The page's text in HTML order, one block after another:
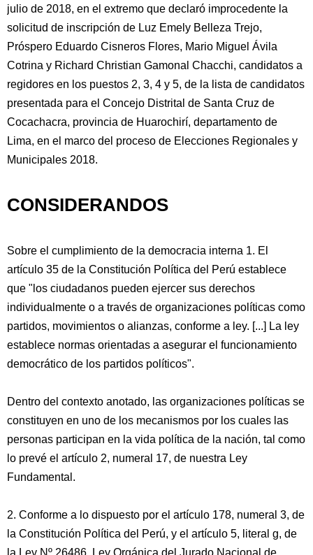
julio de 2018, en el extremo que declaró improcedente la
solicitud de inscripción de Luz Emely Belleza Trejo,
Próspero Eduardo Cisneros Flores, Mario Miguel Ávila
Cotrina y Richard Christian Gamonal Chacchi, candidatos a
regidores en los puestos 2, 3, 4 y 5, de la lista de candidatos
presentada para el Concejo Distrital de Santa Cruz de
Cocachacra, provincia de Huarochirí, departamento de
Lima, en el marco del proceso de Elecciones Regionales y
Municipales 2018.
CONSIDERANDOS
Sobre el cumplimiento de la democracia interna 1. El
artículo 35 de la Constitución Política del Perú establece
que "los ciudadanos pueden ejercer sus derechos
individualmente o a través de organizaciones políticas como
partidos, movimientos o alianzas, conforme a ley. [...] La ley
establece normas orientadas a asegurar el funcionamiento
democrático de los partidos políticos".
Dentro del contexto anotado, las organizaciones políticas se
constituyen en uno de los mecanismos por los cuales las
personas participan en la vida política de la nación, tal como
lo prevé el artículo 2, numeral 17, de nuestra Ley
Fundamental.
2. Conforme a lo dispuesto por el artículo 178, numeral 3, de
la Constitución Política del Perú, y el artículo 5, literal g, de
la Ley Nº 26486, Ley Orgánica del Jurado Nacional de